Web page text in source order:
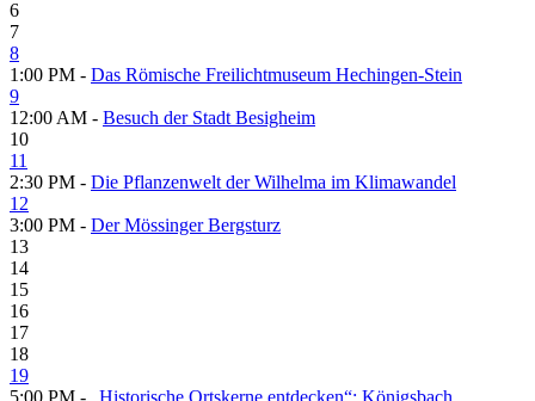
6
7
8
1:00 PM - Das Römische Freilichtmuseum Hechingen-Stein
9
12:00 AM - Besuch der Stadt Besigheim
10
11
2:30 PM - Die Pflanzenwelt der Wilhelma im Klimawandel
12
3:00 PM - Der Mössinger Bergsturz
13
14
15
16
17
18
19
5:00 PM -
„Historische Ortskerne entdecken“: Königsbach